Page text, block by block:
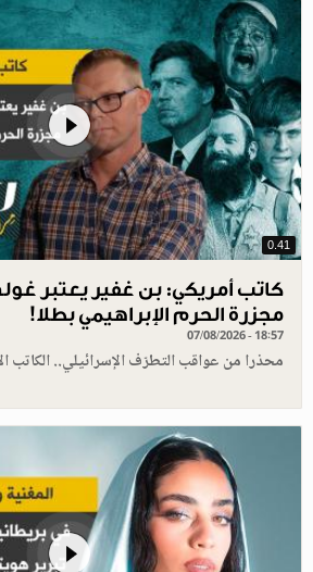
0.41
كاتب أمريكي: بن غفير يعتبر
مجزرة الحرم الإبراهيمي بطلا!
07/08/2026 - 18:57
محذرا من عواقب التطرّف الإسرائيلي.. الكاتب